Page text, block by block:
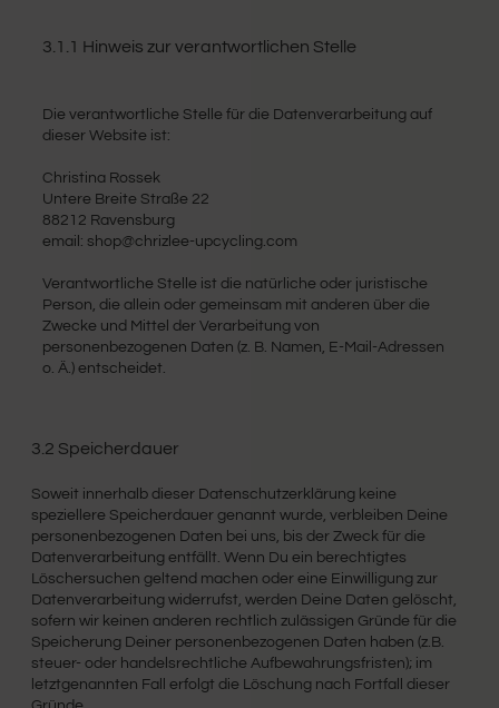
3.1.1 Hinweis zur verantwortlichen Stelle
Die verantwortliche Stelle für die Datenverarbeitung auf
dieser Website ist:
Christina Rossek
Untere Breite Straße 22
88212 Ravensburg
email: shop@chrizlee-upcycling.com
Verantwortliche Stelle ist die natürliche oder juristische
Person, die allein oder gemeinsam mit anderen über die
Zwecke und Mittel der Verarbeitung von
personenbezogenen Daten (z. B. Namen, E-Mail-Adressen
o. Ä.) entscheidet.
3.2 Speicherdauer
Soweit innerhalb dieser Datenschutzerklärung keine
speziellere Speicherdauer genannt wurde, verbleiben Deine
personenbezogenen Daten bei uns, bis der Zweck für die
Datenverarbeitung entfällt. Wenn Du ein berechtigtes
Löschersuchen geltend machen oder eine Einwilligung zur
Datenverarbeitung widerrufst, werden Deine Daten gelöscht,
sofern wir keinen anderen rechtlich zulässigen Gründe für die
Speicherung Deiner personenbezogenen Daten haben (z.B.
steuer- oder handelsrechtliche Aufbewahrungsfristen); im
letztgenannten Fall erfolgt die Löschung nach Fortfall dieser